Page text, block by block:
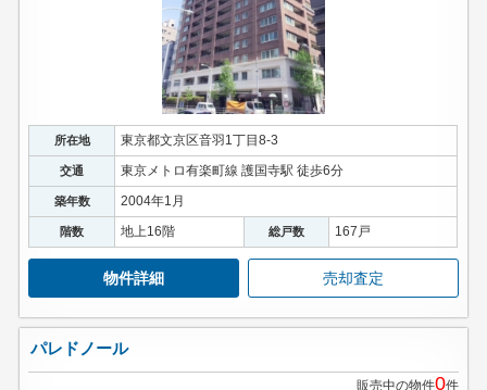
所在地 東京都文京区音羽1丁目8-3
交通 東京メトロ有楽町線 護国寺駅 徒歩6分
築年数 2004年1月
階数 地上16階 総戸数 167戸
物件詳細 売却査定
パレドノール
販売中の物件0件